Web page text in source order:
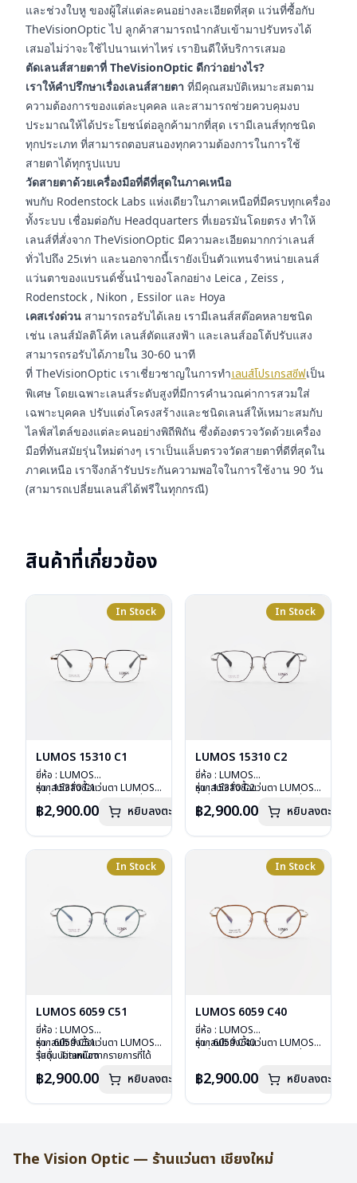
และช่วงใบหู ของผู้ใส่แต่ละคนอย่างละเอียดที่สุด แว่นที่ซื้อกับ
TheVisionOptic ไป ลูกค้าสามารถนำกลับเข้ามาปรับทรงได้
เสมอไม่ว่าจะใช้ไปนานเท่าไหร่ เรายินดีให้บริการเสมอ
ตัดเลนส์สายตาที่ TheVisionOptic ดีกว่าอย่างไร?
เราให้คำปรึกษาเรื่องเลนส์สายตา ที่มีคุณสมบัติเหมาะสมตาม
ความต้องการของแต่ละบุคคล และสามารถช่วยควบคุมงบ
ประมาณให้ได้ประโยชน์ต่อลูกค้ามากที่สุด เรามีเลนส์ทุกชนิด
ทุกประเภท ที่สามารถตอบสนองทุกความต้องการในการใช้
สายตาได้ทุกรูปแบบ
วัดสายตาด้วยเครื่องมือที่ดีที่สุดในภาคเหนือ
พบกับ Rodenstock Labs แห่งเดียวในภาคเหนือที่มีครบทุกเครื่อง
ทั้งระบบ เชื่อมต่อกับ Headquarters ที่เยอรมันโดยตรง ทำให้
เลนส์ที่สั่งจาก TheVisionOptic มีความละเอียดมากกว่าเลนส์
ทั่วไปถึง 25เท่า และนอกจากนี้เรายังเป็นตัวแทนจำหน่ายเลนส์
แว่นตาของแบรนด์ชั้นนำของโลกอย่าง Leica , Zeiss ,
Rodenstock , Nikon , Essilor และ Hoya
เคสเร่งด่วน สามารถรอรับได้เลย เรามีเลนส์สต๊อคหลายชนิด
เช่น เลนส์มัลติโค้ท เลนส์ตัดแสงฟ้า และเลนส์ออโต้ปรับแสง
สามารถรอรับได้ภายใน 30-60 นาที
ที่ TheVisionOptic เราเชี่ยวชาญในการทำเลนส์โปรเกรสซีฟเป็น
พิเศษ โดยเฉพาะเลนส์ระดับสูงที่มีการคำนวณค่าการสวมใส่
เฉพาะบุคคล ปรับแต่งโครงสร้างและชนิดเลนส์ให้เหมาะสมกับ
ไลฟ์สไตล์ของแต่ละคนอย่างพิถีพิถัน ซึ่งต้องตรวจวัดด้วยเครื่อง
มือที่ทันสมัยรุ่นใหม่ต่างๆ เราเป็นแล็บตรวจวัดสายตาที่ดีที่สุดใน
ภาคเหนือ เราจึงกล้ารับประกันความพอใจในการใช้งาน 90 วัน
(สามารถเปลี่ยนเลนส์ได้ฟรีในทุกกรณี)
สินค้าที่เกี่ยวข้อง
In Stock
LUMOS 15310 C1
ยี่ห้อ : LUMOS
รุ่น : 15310 C1
เลนส์ : Demo Lens
น้ำหนัก : 16 กรัม
อุปกรณ์ : กล่องแว่น , ผ้าเช็ดแว่น
หากสนใจสั่งชื้อแว่นตา LUMOS
ลงไว้กรุณาติดต่อเราคลิก
฿2,900.00 หยิบลงตะกร้า
In Stock
LUMOS 15310 C2
ยี่ห้อ : LUMOS
รุ่น : 15310 C2
เลนส์ : Demo Lens
น้ำหนัก : 16 กรัม
อุปกรณ์ : กล่องแว่น , ผ้าเช็ดแว่น
หากสนใจสั่งชื้อแว่นตา LUMOS
ลงไว้กรุณาติดต่อเราคลิก
฿2,900.00 หยิบลงตะกร้า
In Stock
LUMOS 6059 C51
ยี่ห้อ : LUMOS
รุ่น : 6059 C51
วัสดุ : Titanium
บานพับ : ไม่มีสปริง
อุปกรณ์ : กล่องแว่น , ผ้าเช็ดแว่น
หากสนใจสั่งชื้อแว่นตา LUMOS
รุ่นอื่นนอกเหนือจากรายการที่ได้
฿2,900.00 หยิบลงตะกร้า
In Stock
LUMOS 6059 C40
ยี่ห้อ : LUMOS
รุ่น : 6059 C40
บานพับ : ไม่มีสปริง
อุปกรณ์ : กล่องแว่น , ผ้าเช็ดแว่น
หากสนใจสั่งชื้อแว่นตา LUMOS
฿2,900.00 หยิบลงตะกร้า
The Vision Optic — ร้านแว่นตา เชียงใหม่